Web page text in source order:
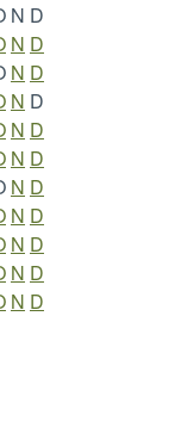
N D
N D
N D
N D
N D
N D
N D
N D
N D
N D
N D